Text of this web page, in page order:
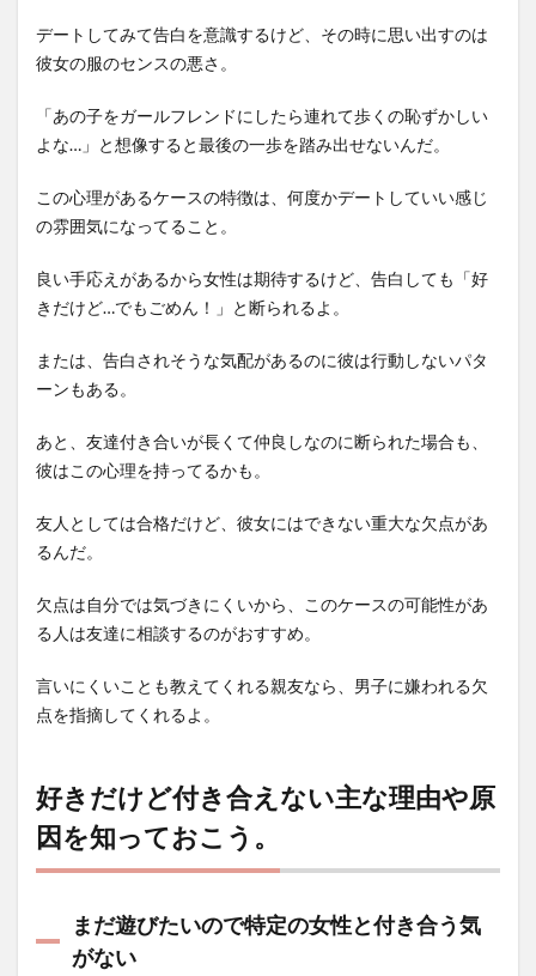
デートしてみて告白を意識するけど、その時に思い出すのは
彼女の服のセンスの悪さ。
「あの子をガールフレンドにしたら連れて歩くの恥ずかしい
よな…」と想像すると最後の一歩を踏み出せないんだ。
この心理があるケースの特徴は、何度かデートしていい感じ
の雰囲気になってること。
良い手応えがあるから女性は期待するけど、告白しても「好
きだけど…でもごめん！」と断られるよ。
または、告白されそうな気配があるのに彼は行動しないパタ
ーンもある。
あと、友達付き合いが長くて仲良しなのに断られた場合も、
彼はこの心理を持ってるかも。
友人としては合格だけど、彼女にはできない重大な欠点があ
るんだ。
欠点は自分では気づきにくいから、このケースの可能性があ
る人は友達に相談するのがおすすめ。
言いにくいことも教えてくれる親友なら、男子に嫌われる欠
点を指摘してくれるよ。
好きだけど付き合えない主な理由や原
因を知っておこう。
まだ遊びたいので特定の女性と付き合う気
がない